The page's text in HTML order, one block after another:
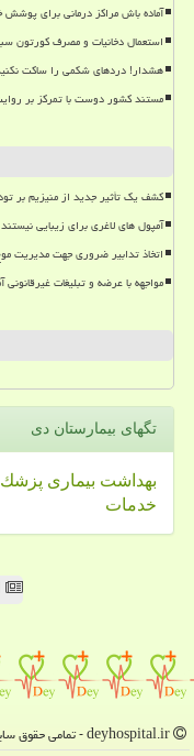
آماده باش مراکز درمانی برای
استعمال دخانیات و مصرف کورتون
هشدار! دردهای شکمی را ساکت
مستند کشور دوست با تمرکز بر
کشف یک تأثیر جدید از منیزیم بر
آمپول های لاغری برای زیبایی نیستند
اتخاذ تدابیر ضروری جهت مدیریت
مواجهه با عرضه و تبلیغات
تگهای بیمارستان دی
بهداشت بیماری پزشك
خدمات